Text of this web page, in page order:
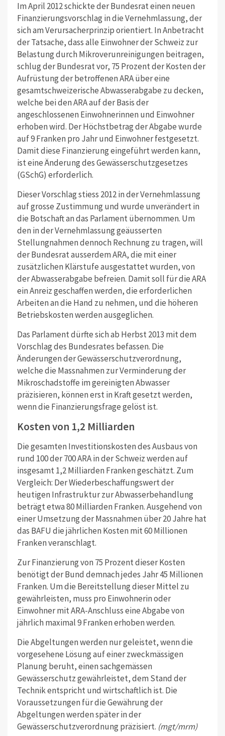
Im April 2012 schickte der Bundesrat einen neuen
Finanzierungsvorschlag in die Vernehmlassung, der
sich am Verursacherprinzip orientiert. In Anbetracht
der Tatsache, dass alle Einwohner der Schweiz zur
Belastung durch Mikroverunreinigungen beitragen,
schlug der Bundesrat vor, 75 Prozent der Kosten der
Aufrüstung der betroffenen ARA über eine
gesamtschweizerische Abwasserabgabe zu decken,
welche bei den ARA auf der Basis der
angeschlossenen Einwohnerinnen und Einwohner
erhoben wird. Der Höchstbetrag der Abgabe wurde
auf 9 Franken pro Jahr und Einwohner festgesetzt.
Damit diese Finanzierung eingeführt werden kann,
ist eine Änderung des Gewässerschutzgesetzes
(GSchG) erforderlich.
Dieser Vorschlag stiess 2012 in der Vernehmlassung
auf grosse Zustimmung und wurde unverändert in
die Botschaft an das Parlament übernommen. Um
den in der Vernehmlassung geäusserten
Stellungnahmen dennoch Rechnung zu tragen, will
der Bundesrat ausserdem ARA, die mit einer
zusätzlichen Klärstufe ausgestattet wurden, von
der Abwasserabgabe befreien. Damit soll für die ARA
ein Anreiz geschaffen werden, die erforderlichen
Arbeiten an die Hand zu nehmen, und die höheren
Betriebskosten werden ausgeglichen.
Das Parlament dürfte sich ab Herbst 2013 mit dem
Vorschlag des Bundesrates befassen. Die
Änderungen der Gewässerschutzverordnung,
welche die Massnahmen zur Verminderung der
Mikroschadstoffe im gereinigten Abwasser
präzisieren, können erst in Kraft gesetzt werden,
wenn die Finanzierungsfrage gelöst ist.
Kosten von 1,2 Milliarden
Die gesamten Investitionskosten des Ausbaus von
rund 100 der 700 ARA in der Schweiz werden auf
insgesamt 1,2 Milliarden Franken geschätzt. Zum
Vergleich: Der Wiederbeschaffungswert der
heutigen Infrastruktur zur Abwasserbehandlung
beträgt etwa 80 Milliarden Franken. Ausgehend von
einer Umsetzung der Massnahmen über 20 Jahre hat
das BAFU die jährlichen Kosten mit 60 Millionen
Franken veranschlagt.
Zur Finanzierung von 75 Prozent dieser Kosten
benötigt der Bund demnach jedes Jahr 45 Millionen
Franken. Um die Bereitstellung dieser Mittel zu
gewährleisten, muss pro Einwohnerin oder
Einwohner mit ARA-Anschluss eine Abgabe von
jährlich maximal 9 Franken erhoben werden.
Die Abgeltungen werden nur geleistet, wenn die
vorgesehene Lösung auf einer zweckmässigen
Planung beruht, einen sachgemässen
Gewässerschutz gewährleistet, dem Stand der
Technik entspricht und wirtschaftlich ist. Die
Voraussetzungen für die Gewährung der
Abgeltungen werden später in der
Gewässerschutzverordnung präzisiert. (mgt/mrm)